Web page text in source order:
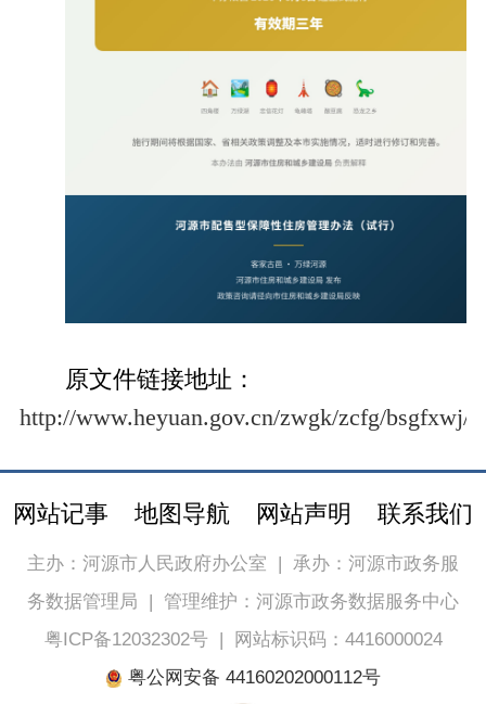
原文件链接地址：
http://www.heyuan.gov.cn/zwgk/zcfg/bsgfxwj/
网站记事 地图导航 网站声明 联系我们
主办：河源市人民政府办公室 | 承办：河源市政务服
务数据管理局 | 管理维护：河源市政务数据服务中心
粤ICP备12032302号|
网站标识码：4416000024
粤公网安备 44160202000112号